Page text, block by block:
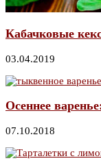
Кабачковые
03.04.2019
Осеннее
07.10.2018